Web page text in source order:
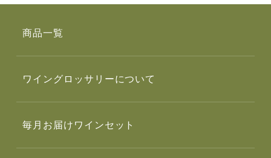
商品一覧
ワイングロッサリーについて
毎月お届けワインセット